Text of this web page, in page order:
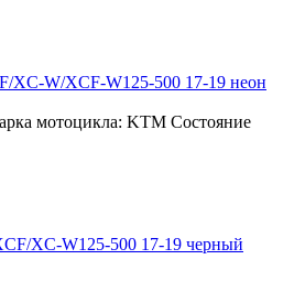
XC-W/XCF-W125-500 17-19 неон
мотоцикла: KTM Состояние